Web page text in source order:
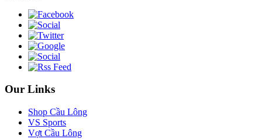
Our Links
Shop Cầu Lông
VS Sports
Vợt Cầu Lông